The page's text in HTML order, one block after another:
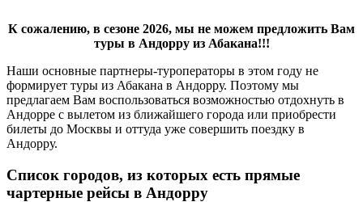
К сожалению, в сезоне 2026, мы не можем предложить Вам
туры в Андорру из Абакана!!!
Наши основные партнеры-туроператоры в этом году не
формирует туры из Абакана в Андорру. Поэтому мы
предлагаем Вам воспользоваться возможностью отдохнуть в
Андорре с вылетом из ближайшего города или приобрести
билеты до Москвы и оттуда уже совершить поездку в
Андорру.
Список городов, из которых есть прямые
чартерные рейсы в Андорру